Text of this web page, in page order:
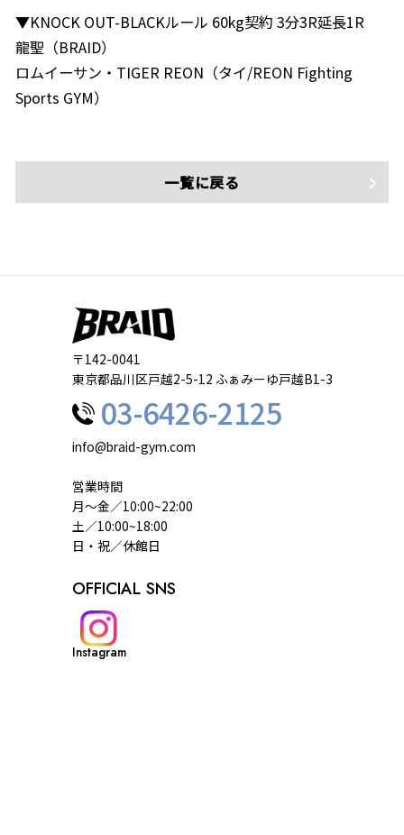
▼KNOCK OUT-BLACKルール 60kg契約 3分3R延長1R
龍聖（BRAID）
ロムイーサン・TIGER REON（タイ/REON Fighting
Sports GYM）
一覧に戻る
〒142-0041
東京都品川区戸越2-5-12 ふぁみーゆ戸越B1-3
03-6426-2125
info@braid-gym.com
営業時間
月～金／10:00~22:00
土／10:00~18:00
日・祝／休館日
OFFICIAL SNS
Instagram